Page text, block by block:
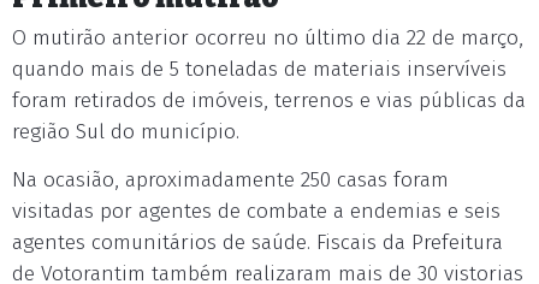
O mutirão anterior ocorreu no último dia 22 de março,
quando mais de 5 toneladas de materiais inservíveis
foram retirados de imóveis, terrenos e vias públicas da
região Sul do município.
Na ocasião, aproximadamente 250 casas foram
visitadas por agentes de combate a endemias e seis
agentes comunitários de saúde. Fiscais da Prefeitura
de Votorantim também realizaram mais de 30 vistorias